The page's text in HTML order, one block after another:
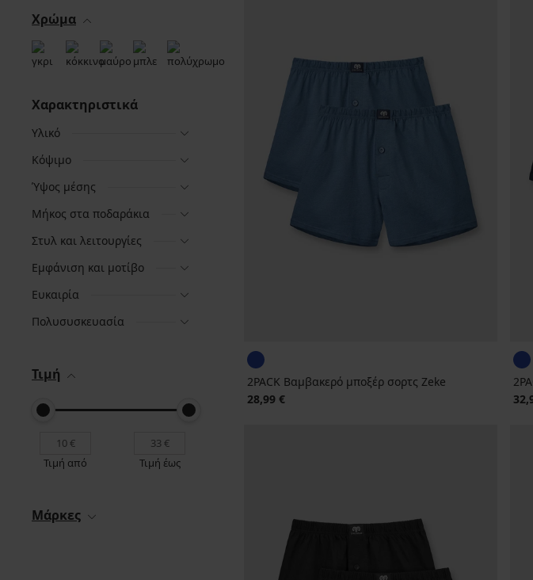
Χρώμα
Χαρακτηριστικά
Υλικό
Κόψιμο
Ύψος μέσης
Μήκος στα ποδαράκια
Στυλ και λειτουργίες
Εμφάνιση και μοτίβο
Ευκαιρία
Πολυσυσκευασία
Τιμή
Τιμή από Τιμή έως
Μάρκες
2PACK Βαμβακερό μποξέρ σορτς Zeke
28,99 €